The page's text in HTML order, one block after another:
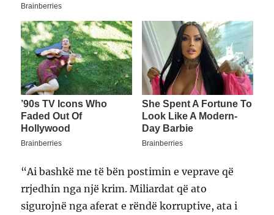
“Ai bashkë me të bën postimin e veprave që
rrjedhin nga një krim. Miliardat që ato
sigurojnë nga aferat e rëndë korruptive, ata i